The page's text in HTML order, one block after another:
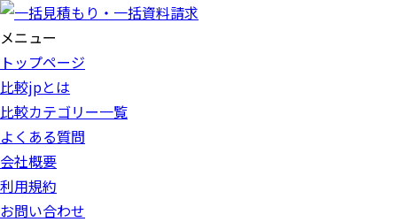
メニュー
トップページ
比較jpとは
比較カテゴリー一覧
よくある質問
会社概要
利用規約
お問い合わせ